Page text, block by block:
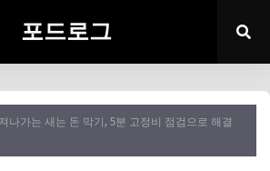
포드로그
나가는 새는 돈 막기, 5분 고정비 점검으로 해결